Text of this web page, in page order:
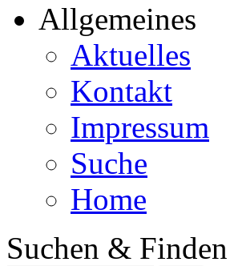
Allgemeines
Aktuelles
Kontakt
Impressum
Suche
Home
Suchen & Finden